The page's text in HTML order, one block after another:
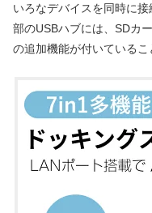
いろなデバイスを同時に
部のUSBハブには、SDカ
の追加機能が付いているこ